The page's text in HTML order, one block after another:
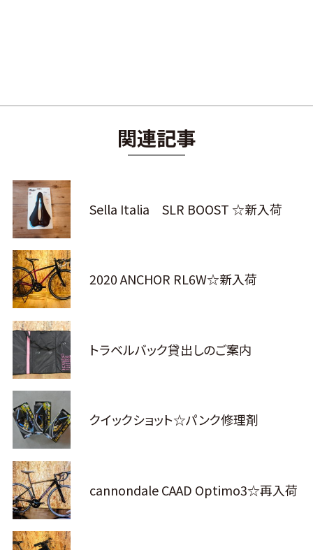
関連記事
Sella Italia SLR BOOST ☆新入荷
2020 ANCHOR RL6W☆新入荷
トラベルバック貸出しのご案内
クイックショット☆パンク修理剤
cannondale CAAD Optimo3☆再入荷